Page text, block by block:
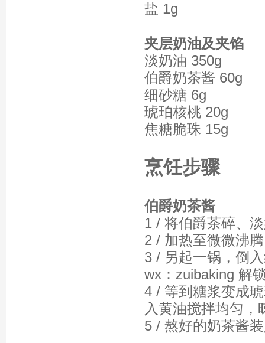
盐 1g
夹层奶油及夹馅
淡奶油 350g
伯爵奶茶酱 60g
细砂糖 6g
琥珀核桃 20g
焦糖脆珠 15g
烹饪步骤
伯爵奶茶酱
1 / 将伯爵茶碎、
2 / 加热至微微沸
3 / 另起一锅，倒
wx：zuibaking 解
4 / 等到糖浆变成
入黄油搅拌均匀，
5 / 熬好的奶茶酱